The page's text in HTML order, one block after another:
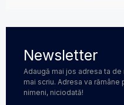
Newsletter
Adaugă mai jos adresa ta
mai scriu. Adresa va rămâne
nimeni, niciodată!